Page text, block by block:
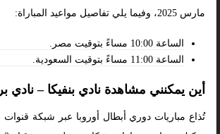
مارس 2025، وفيما يلي تفاصيل مواعيد المباراة:
الساعة 10:00 مساءً بتوقيت مصر.
الساعة 11:00 مساءً بتوقيت السعودية.
أين يمكنني مشاهدة نادي بنفيكا – نادي
تُذاع مباريات دوري أبطال أوروبا عبر شبكة